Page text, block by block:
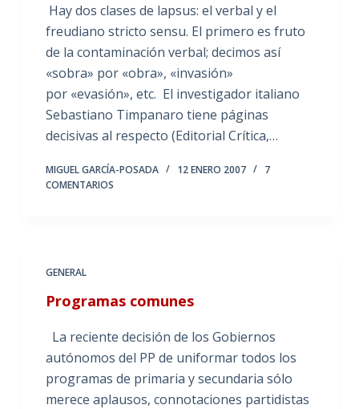
Hay dos clases de lapsus: el verbal y el
freudiano stricto sensu. El primero es fruto
de la contaminación verbal; decimos así
«sobra» por «obra», «invasión»
por «evasión», etc. El investigador italiano
Sebastiano Timpanaro tiene páginas
decisivas al respecto (Editorial Crítica,…
MIGUEL GARCÍA-POSADA 12 ENERO 2007
7
COMENTARIOS
GENERAL
Programas comunes
La reciente decisión de los Gobiernos
autónomos del PP de uniformar todos los
programas de primaria y secundaria sólo
merece aplausos, connotaciones partidistas